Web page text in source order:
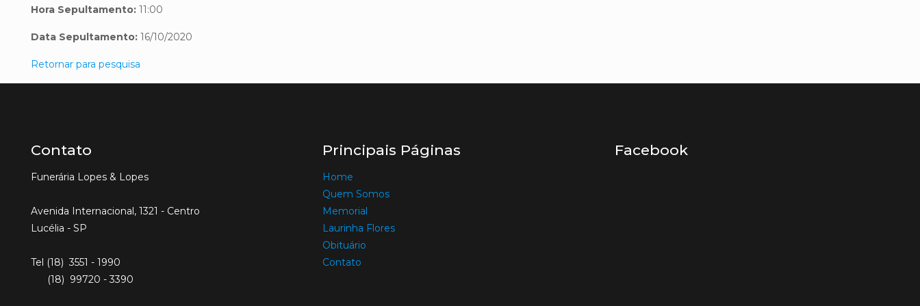
Hora Sepultamento:11:00
Data Sepultamento:16/10/2020
Retornar para pesquisa
Contato
Funerária Lopes & Lopes
Avenida Internacional, 1321 - Centro
Lucélia - SP
Tel (18) 3551 - 1990
(18) 99720 - 3390
Principais Páginas
Home
Quem Somos
Memorial
Laurinha Flores
Obituário
Contato
Facebook